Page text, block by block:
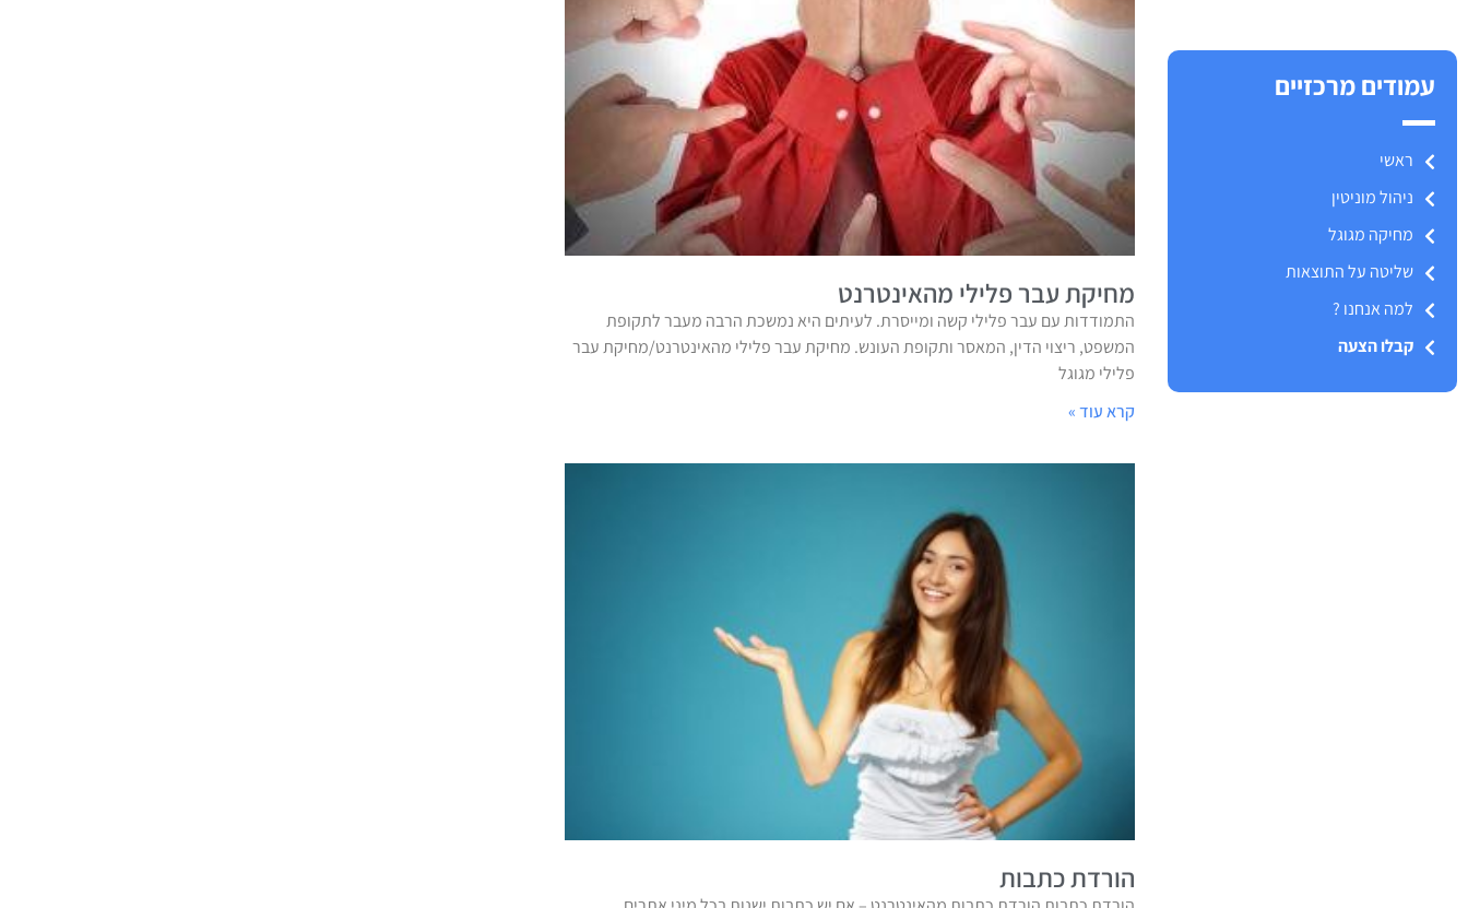
עמודים מרכזיים
ראשי
ניהול מוניטין
מחיקה מגוגל
שליטה על התוצאות
למה אנחנו ?
קבלו הצעה
מחיקת עבר פלילי מהאינטרנט
התמודדות עם עבר פלילי קשה ומייסרת. לעיתים היא נמשכת הרבה מעבר לתקופת
המשפט, ריצוי הדין, המאסר ותקופת העונש. מחיקת עבר פלילי מהאינטרנט/מחיקת עבר
פלילי מגוגל
קרא עוד »
הורדת כתבות